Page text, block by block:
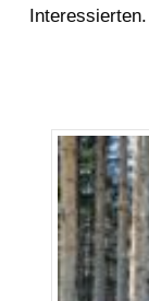
Interessierten.